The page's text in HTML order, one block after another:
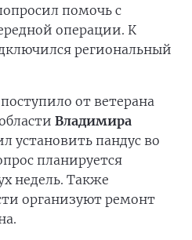
помочь с
операции. К
региональный
от ветерана
Владимира
установить пандус во
планируется
недель. Также
организуют ремонт